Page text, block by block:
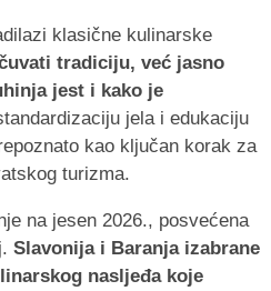
klasične kulinarske
tradiciju, već jasno
jest i kako je
jela i edukaciju
kao ključan korak za
turizma.
na jesen 2026., posvećena
Slavonija i Baranja izabrane
nasljeđa koje